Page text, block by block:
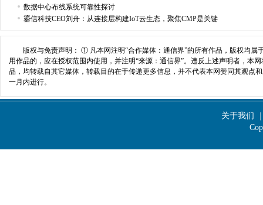
数据中心布线系统可靠性探讨
鎏信科技CEO刘舟：从连接层构建IoT云生态，聚焦CMP是关键
版权与免责声明： ① 凡本网注明“合作媒体：通信界”的所有作品，版权均属
用作品的，应在授权范围内使用，并注明“来源：通信界”。违反上述声明者，
品，均转载自其它媒体，转载目的在于传递更多信息，并不代表本网赞同其观
一月内进行。